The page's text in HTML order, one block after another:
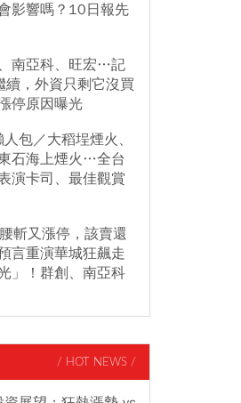
影響嗎？10日報先
南亞科、旺宏…記
，外資只剩它沒買
停原因曝光
包／大稻埕煙火、
石海上煙火…全台
演卡司、最佳觀賞
斬又漲停，該賣還
言重演華城狂飆走
」！群創、南亞科
/ HOT NEWS /